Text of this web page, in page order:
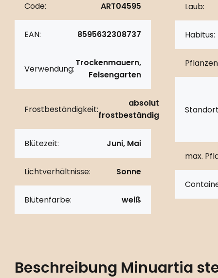
Code: ART04595
EAN: 8595632308737
Verwendung:
Trockenmauern,
Felsengarten
Frostbeständigkeit:
absolut
frostbeständig
Blütezeit: Juni, Mai
Lichtverhältnisse: Sonne
Blütenfarbe: weiß
Laub:
Habitus:
max.
Beschreibung Minuartia